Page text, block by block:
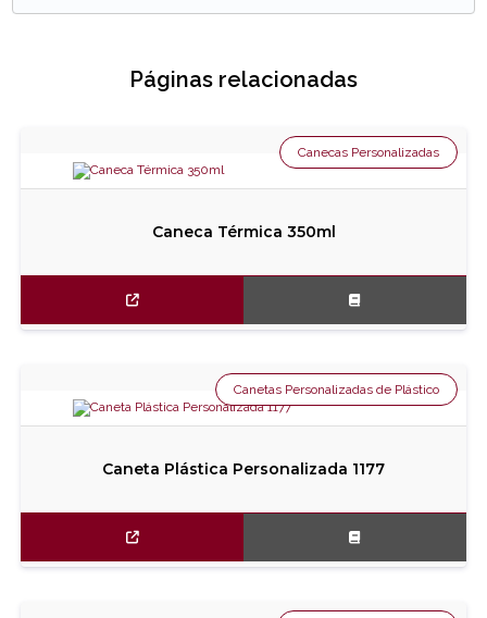
Páginas relacionadas
Caneca Térmica 350ml
Canecas Personalizadas
Caneta Plástica Personalizada 1177
Canetas Personalizadas de Plástico